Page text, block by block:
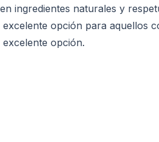
ingredientes naturales y
opción para aquellos
opción.